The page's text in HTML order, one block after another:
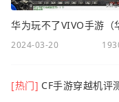
2024-03-20
[热门] CF手游穿越机评